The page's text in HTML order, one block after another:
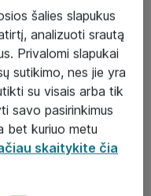
šalies slapukus
analizuoti srautą
Privalomi slapukai
sutikimo, nes jie yra
su visais arba tik
savo pasirinkimus
bet kuriuo metu
skaitykite čia